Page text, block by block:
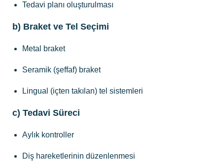
Tedavi planı oluşturulması
b) Braket ve Tel Seçimi
Metal braket
Seramik (şeffaf) braket
Lingual (içten takılan) tel sistemleri
c) Tedavi Süreci
Aylık kontroller
Diş hareketlerinin düzenlenmesi